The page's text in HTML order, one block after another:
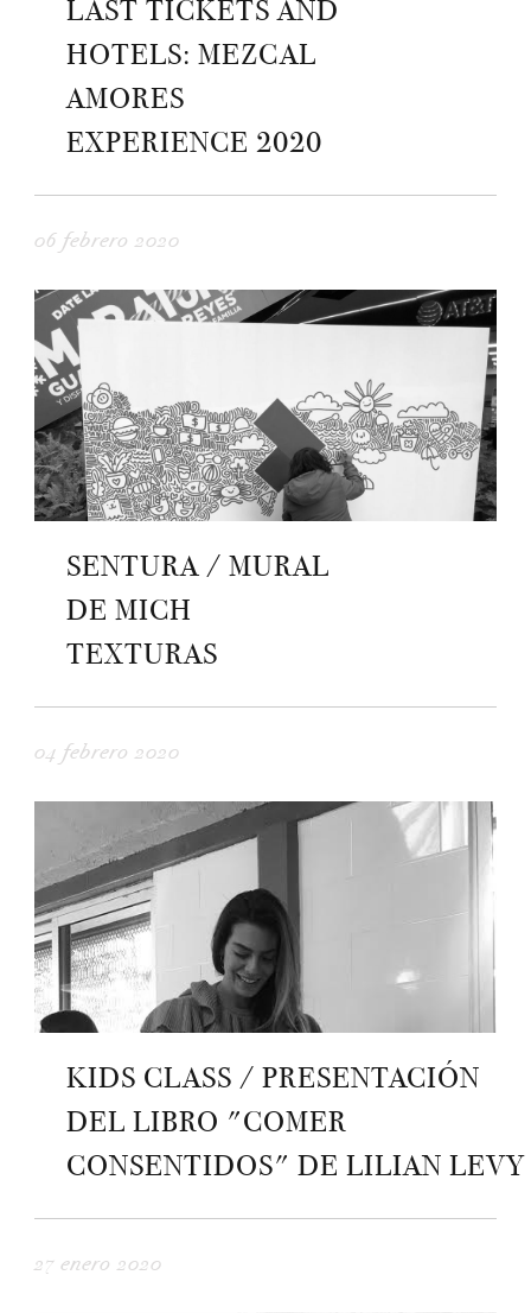
LAST TICKETS AND
HOTELS: MEZCAL
AMORES
EXPERIENCE 2020
06 febrero 2020
SENTURA / MURAL
DE MICH
TEXTURAS
04 febrero 2020
KIDS CLASS / PRESENTACIÓN
DEL LIBRO "COMER
CONSENTIDOS" DE LILIAN LEVY
27 enero 2020